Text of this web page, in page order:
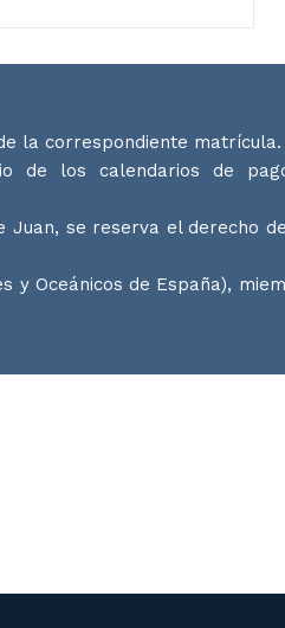
la correspondiente
de los calendarios de
se reserva el derecho
y Oceánicos de España),